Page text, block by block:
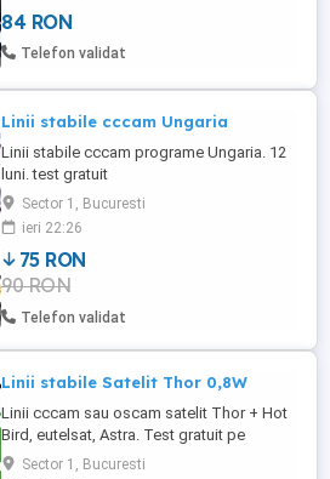
84 RON
Telefon validat
Linii stabile cccam Ungaria
Linii stabile cccam programe Ungaria. 12
luni. test gratuit
Sector 1, Bucuresti
ieri 22:26
75 RON
90 RON
Telefon validat
Linii stabile Satelit Thor 0,8W
Linii cccam sau oscam satelit Thor + Hot
Bird, eutelsat, Astra. Test gratuit pe
whatsapp.
Sector 1, Bucuresti